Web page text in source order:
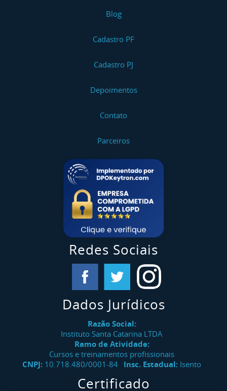
Blog
Cadastro PF
Cadastro PJ
Depoimentos
Contato
Parceiros
Redes Sociais
Dados Jurídicos
Razão Social:
Instituto Santa Catarina LTDA
Ramo de Atividade:
Cursos e treinamentos profissionais
CNPJ: 10.718.480/0001-84 Insc. Estadual: Isento
Certificado